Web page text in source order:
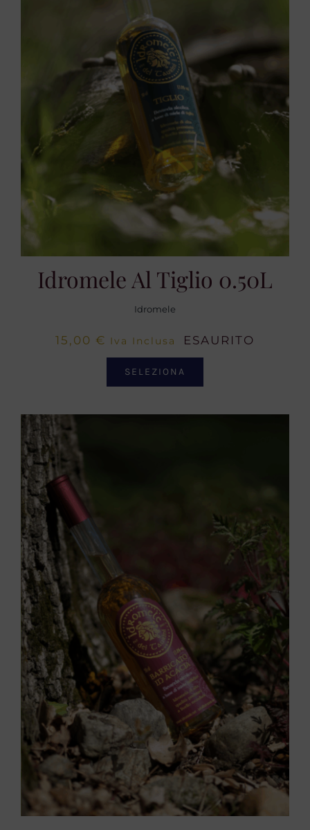
Idromele Al Tiglio 0.50L
Idromele
15,00 € Iva Inclusa ESAURITO
SELEZIONA